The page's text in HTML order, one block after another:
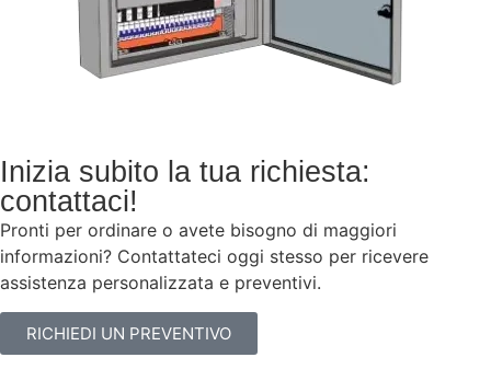
Inizia subito la tua richiesta:
contattaci!
Pronti per ordinare o avete bisogno di maggiori
informazioni? Contattateci oggi stesso per ricevere
assistenza personalizzata e preventivi.
RICHIEDI UN PREVENTIVO